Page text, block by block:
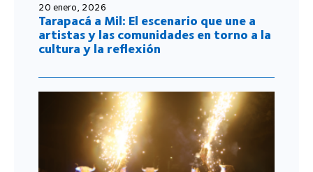
20 enero, 2026
Tarapacá a Mil: El escenario que une a
artistas y las comunidades en torno a la
cultura y la reflexión